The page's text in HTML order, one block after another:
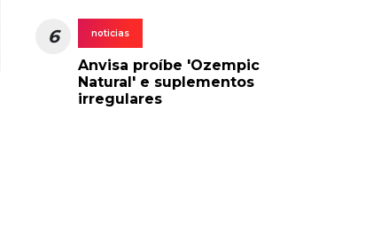
6 noticias
Anvisa proíbe 'Ozempic
Natural' e suplementos
irregulares